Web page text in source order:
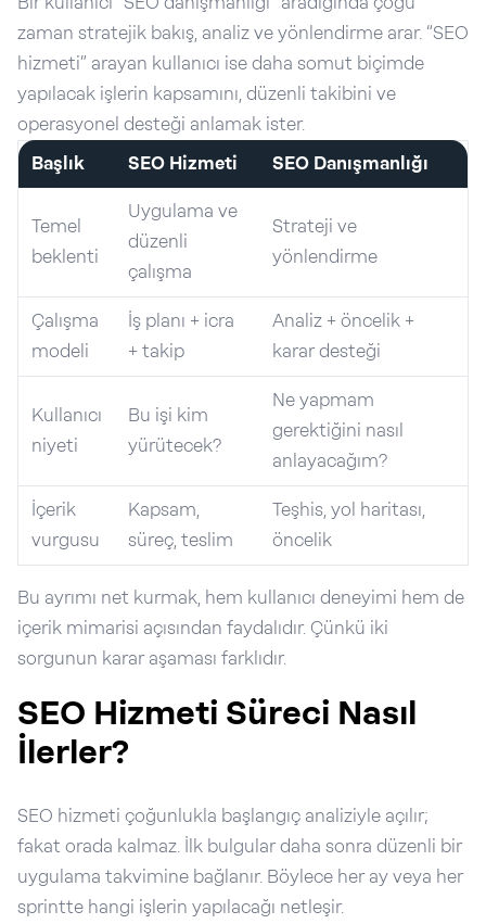
zaman stratejik bakış, analiz ve yönlendirme arar. “SEO
hizmeti” arayan kullanıcı ise daha somut biçimde
yapılacak işlerin kapsamını, düzenli takibini ve
operasyonel desteği anlamak ister.
Başlık
SEO Hizmeti SEO Danışmanlığı
Temel
beklenti
Uygulama ve
düzenli
çalışma
Strateji ve
yönlendirme
Çalışma
modeli
İş planı + icra
+ takip
Analiz + öncelik +
karar desteği
Kullanıcı
niyeti
Bu işi kim
yürütecek?
Ne yapmam
gerektiğini nasıl
anlayacağım?
İçerik
vurgusu
Kapsam,
süreç, teslim
Teşhis, yol haritası,
öncelik
Bu ayrımı net kurmak, hem kullanıcı deneyimi hem de
içerik mimarisi açısından faydalıdır. Çünkü iki
sorgunun karar aşaması farklıdır.
SEO Hizmeti Süreci Nasıl
İlerler?
SEO hizmeti çoğunlukla başlangıç analiziyle açılır;
fakat orada kalmaz. İlk bulgular daha sonra düzenli bir
uygulama takvimine bağlanır. Böylece her ay veya her
sprintte hangi işlerin yapılacağı netleşir.